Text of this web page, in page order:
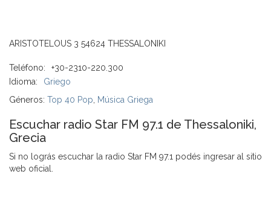
ARISTOTELOUS 3 54624 THESSALONIKI
Teléfono:
+30-2310-220.300
Idioma:
Griego
Géneros: Top 40 Pop Música Griega
Escuchar radio Star FM 97.1 de Thessaloniki,
Grecia
Si no lográs escuchar la radio Star FM 97.1 podés ingresar al sitio
web oficial.